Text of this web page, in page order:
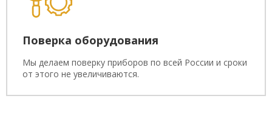
Поверка оборудования
Мы делаем поверку приборов по всей России и сроки
от этого не увеличиваются.